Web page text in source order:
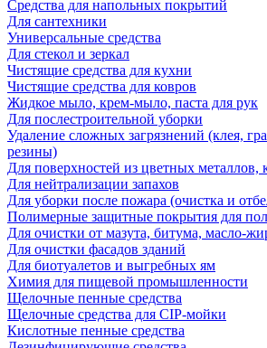
Средства для напольных покрытий
Для сантехники
Универсальные средства
Для стекол и зеркал
Чистящие средства для кухни
Чистящие средства для ковров
Жидкое мыло, крем-мыло, паста для рук
Для послестроительной уборки
Удаление сложных загрязнений (клея,
резины)
Для поверхностей из цветных металлов,
Для нейтрализации запахов
Для уборки после пожара (очистка и
Полимерные защитные покрытия для
Для очистки от мазута, битума, масло-
Для очистки фасадов зданий
Для биотуалетов и выгребных ям
Химия для пищевой промышленности
Щелочные пенные средства
Щелочные средства для CIP-мойки
Кислотные пенные средства